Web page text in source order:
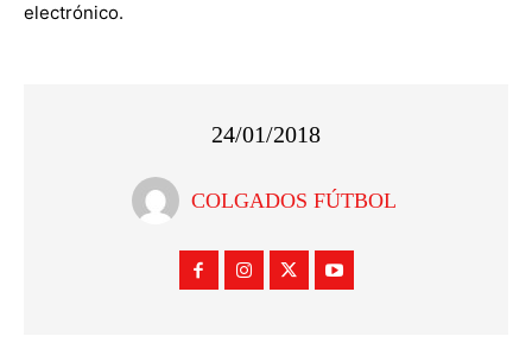
electrónico.
24/01/2018
COLGADOS FÚTBOL